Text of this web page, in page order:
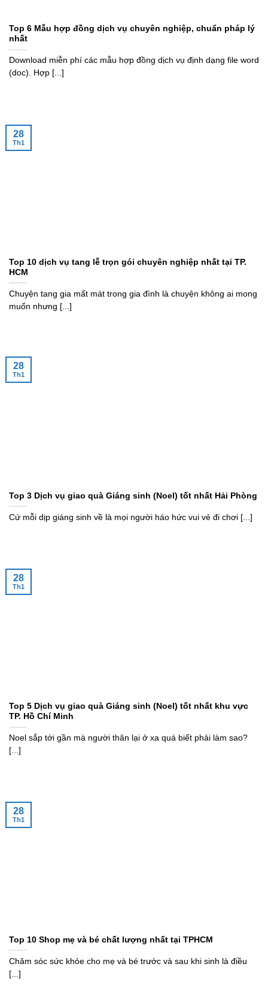
Top 6 Mẫu hợp đồng dịch vụ chuyên nghiệp, chuẩn pháp lý
nhất
Download miễn phí các mẫu hợp đồng dịch vụ định dạng file word
(doc). Hợp [...]
Top 10 dịch vụ tang lễ trọn gói chuyên nghiệp nhất tại TP.
HCM
Chuyện tang gia mất mát trong gia đình là chuyện không ai mong
muốn nhưng [...]
28
Th1
Top 3 Dịch vụ giao quà Giáng sinh (Noel) tốt nhất Hải Phòng
Cứ mỗi dịp giáng sinh về là mọi người háo hức vui vẻ đi chơi [...]
28
Th1
Top 5 Dịch vụ giao quà Giáng sinh (Noel) tốt nhất khu vực
TP. Hồ Chí Minh
Noel sắp tới gần mà người thân lại ở xa quá biết phải làm sao?
[...]
28
Th1
Top 10 Shop mẹ và bé chất lượng nhất tại TPHCM
Chăm sóc sức khỏe cho mẹ và bé trước và sau khi sinh là điều
[...]
28
Th1